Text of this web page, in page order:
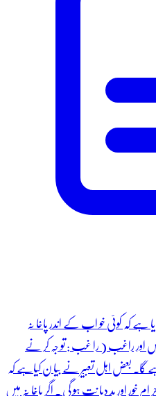
ہے کہ کوئی خو اب کے اندر پاخا نہ
اور راغب ( را غب : تو جہ کر نے
گا۔ بعض اہل تعبیر نے بیا ن کیاہے کہ